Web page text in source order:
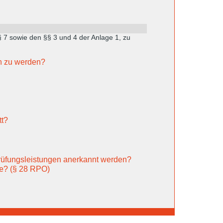
7 sowie den §§ 3 und 4 der Anlage 1, zu
zu werden?
anerkannt werden?
(§ 28 RPO)